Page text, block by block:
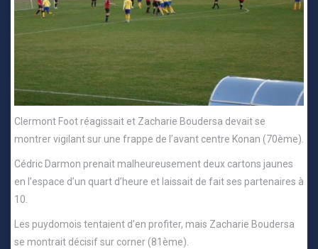
Clermont Foot réagissait et Zacharie Boudersa devait se
montrer vigilant sur une frappe de l’avant centre Konan (70ème).
Cédric Darmon prenait malheureusement deux cartons jaunes
en l’espace d’un quart d’heure et laissait de fait ses partenaires à
10.
Les puydomois tentaient d’en profiter, mais Zacharie Boudersa
se montrait décisif sur corner (81ème).